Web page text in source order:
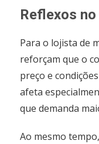
Reflexos
Para o lojista de
reforçam que o
preço e
afeta
que demanda
Ao mesmo